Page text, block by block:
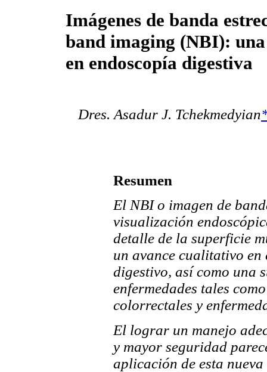
Imágenes de banda
band imaging (NBI):
en endoscopía digestiva
Dres. Asadur J. Tchekmedyian
Resumen
El NBI o imagen de
visualización
detalle de la superficie
un avance cualitativo
digestivo, así como una
enfermedades tales
colorrectales y
El lograr un manejo
y mayor seguridad
aplicación de esta